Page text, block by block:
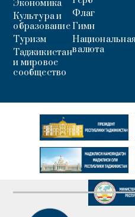
Экономика
Культура и
образование
Туризм
Таджикистан
и мировое
сообщество
Флаг
Гимн
валюта